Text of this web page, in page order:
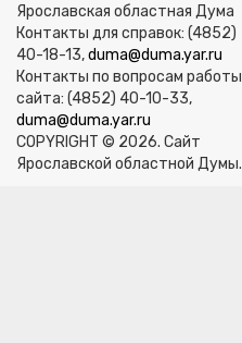
Ярославская областная Дума
Контакты для справок: (4852)
40-18-13,duma@duma.yar.ru
Контакты по вопросам работы
сайта: (4852) 40-10-33,
duma@duma.yar.ru
COPYRIGHT © 2026. Сайт
Ярославской областной Думы.